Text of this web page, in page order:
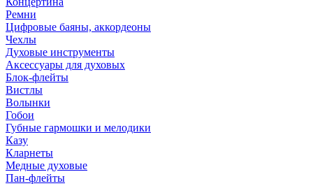
Ремни
Цифровые баяны, аккордеоны
Чехлы
Духовые инструменты
Аксессуары для духовых
Блок-флейты
Вистлы
Волынки
Гобои
Губные гармошки и мелодики
Казу
Кларнеты
Медные духовые
Пан-флейты